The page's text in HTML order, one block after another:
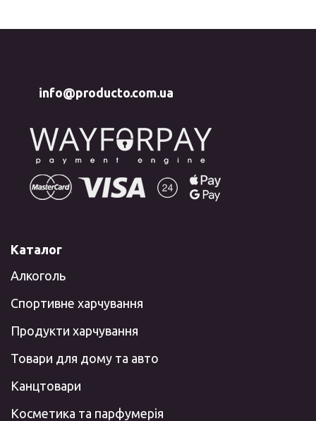
info@producto.com.ua
Каталог
Алкоголь
Спортивне харчування
Продукти харчування
Товари для дому та авто
Канцтовари
Косметика та парфумерія